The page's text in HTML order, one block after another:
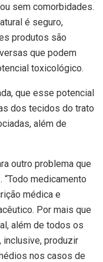
sem comorbidades.
é seguro,
produtos são
que podem
toxicológico.
que esse potencial
dos tecidos do trato
além de
outro problema que
medicamento
médica e
Por mais que
além de todos os
inclusive, produzir
nos casos de